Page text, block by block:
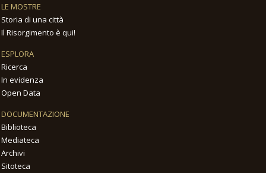
LE MOSTRE
Storia di una città
Il Risorgimento è qui!
ESPLORA
Ricerca
In evidenza
Open Data
DOCUMENTAZIONE
Biblioteca
Mediateca
Archivi
Sitoteca